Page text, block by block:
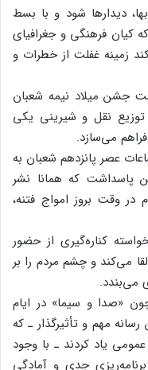
دیدارها شود و با بسط‌
کیان‌ فرهنگی‌ و جغرافیای‌
زمینه‌ غفلت‌ از خطرات‌ و
جشن‌ میلاد نیمه‌ شعبان‌
نقل‌ و شیرینی‌ یکی‌
می‌سازد.
عصر پانزدهم‌ شعبان‌ به‌
پاسداشت‌ که‌ همانا نشر
وقت‌ بروز امواج‌ فتنه‌،
کناره‌گیری‌ از حضور
می‌کند و چشم‌ مردم‌ را بر
می‌بندد.
«صدا و سیما» در ایام‌
مهم‌ و تأثیرگذار ـ که‌
یاد کردند ـ با وجود
جدی‌ و آمادگی‌